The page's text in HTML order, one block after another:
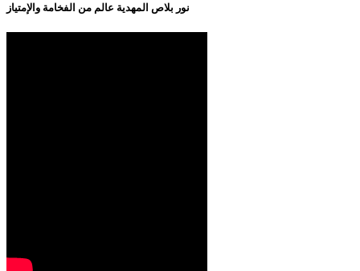
نور بلاص المهدية عالم من الفخامة والإمتياز